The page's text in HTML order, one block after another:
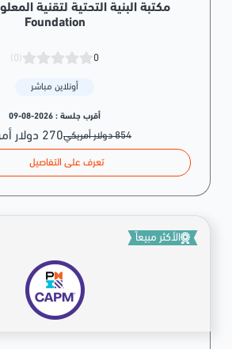
Foundation
0
(0)
أونلاين مباشر
أقرب جلسة : 2026-08-09
854 دولار أمريكي 270 دولار أمريكي
تعرف على التفاصيل
الأكثر مبيعاً